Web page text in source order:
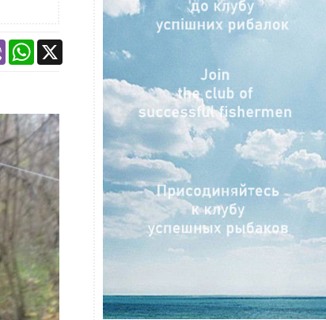
ViberWhatsApp